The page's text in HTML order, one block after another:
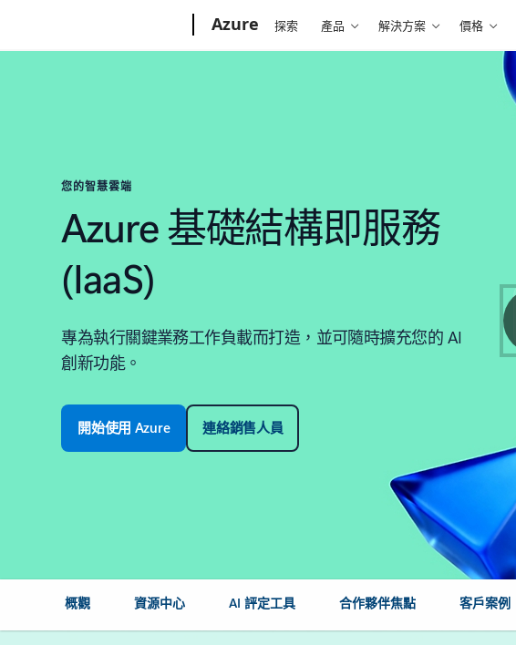
Azure 探索 產品 解決方案 價格
您的智慧雲端
Azure 基礎結構即服務
(IaaS)
專為執行關鍵業務工作負載而打造，並可隨時擴充您的 AI
創新功能。
開始使用 Azure 連絡銷售人員
概觀 資源中心 AI 評定工具 合作夥伴焦點 客戶案例